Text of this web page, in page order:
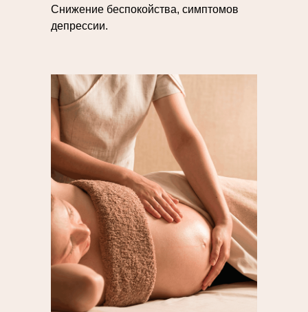
Снижение беспокойства, симптомов
депрессии.